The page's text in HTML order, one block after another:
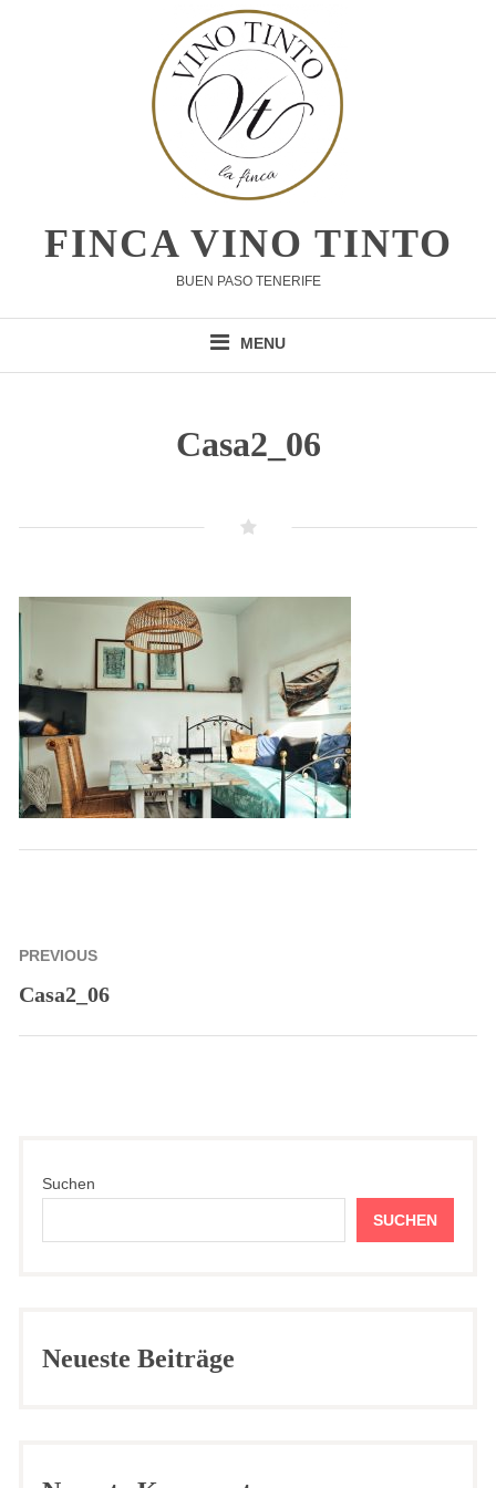
FINCA VINO TINTO
BUEN PASO TENERIFE
MENU
Casa2_06
Beitragsnavigation
PREVIOUS
Previous
Casa2_06
Suchen
SUCHEN
Neueste Beiträge